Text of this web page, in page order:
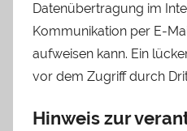
Datenübertragung im
Kommunikation per E-
aufweisen kann. Ein
vor dem Zugriff durch
Hinweis zur